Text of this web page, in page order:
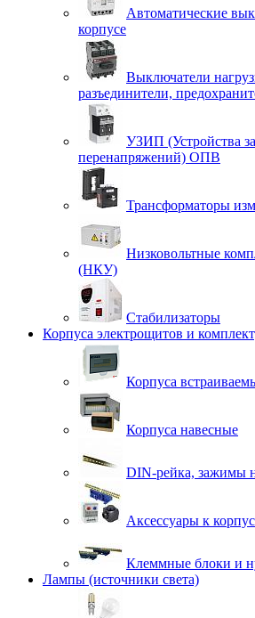
Автоматические
корпусе
Выключатели
разъединители,
УЗИП (Устройства
перенапряжений) ОПВ
Трансформаторы
Низковольтные
(НКУ)
Стабилизаторы
Корпуса электрощитов и
Корпуса
Корпуса навесные
DIN-рейка, зажимы
Аксессуары к
Клеммные блоки и
Лампы (источники света)